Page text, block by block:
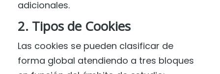
adicionales.
2. Tipos de Cookies
Las cookies se pueden clasificar de
forma global atendiendo a tres bloques